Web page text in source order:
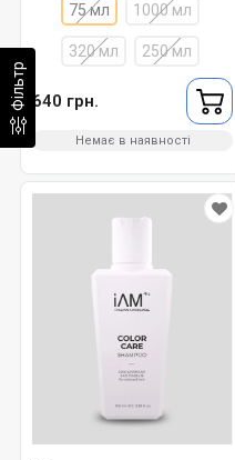
Фільтр
75 мл
1000 мл
320 мл 250 мл
640 грн.
Немає в наявності